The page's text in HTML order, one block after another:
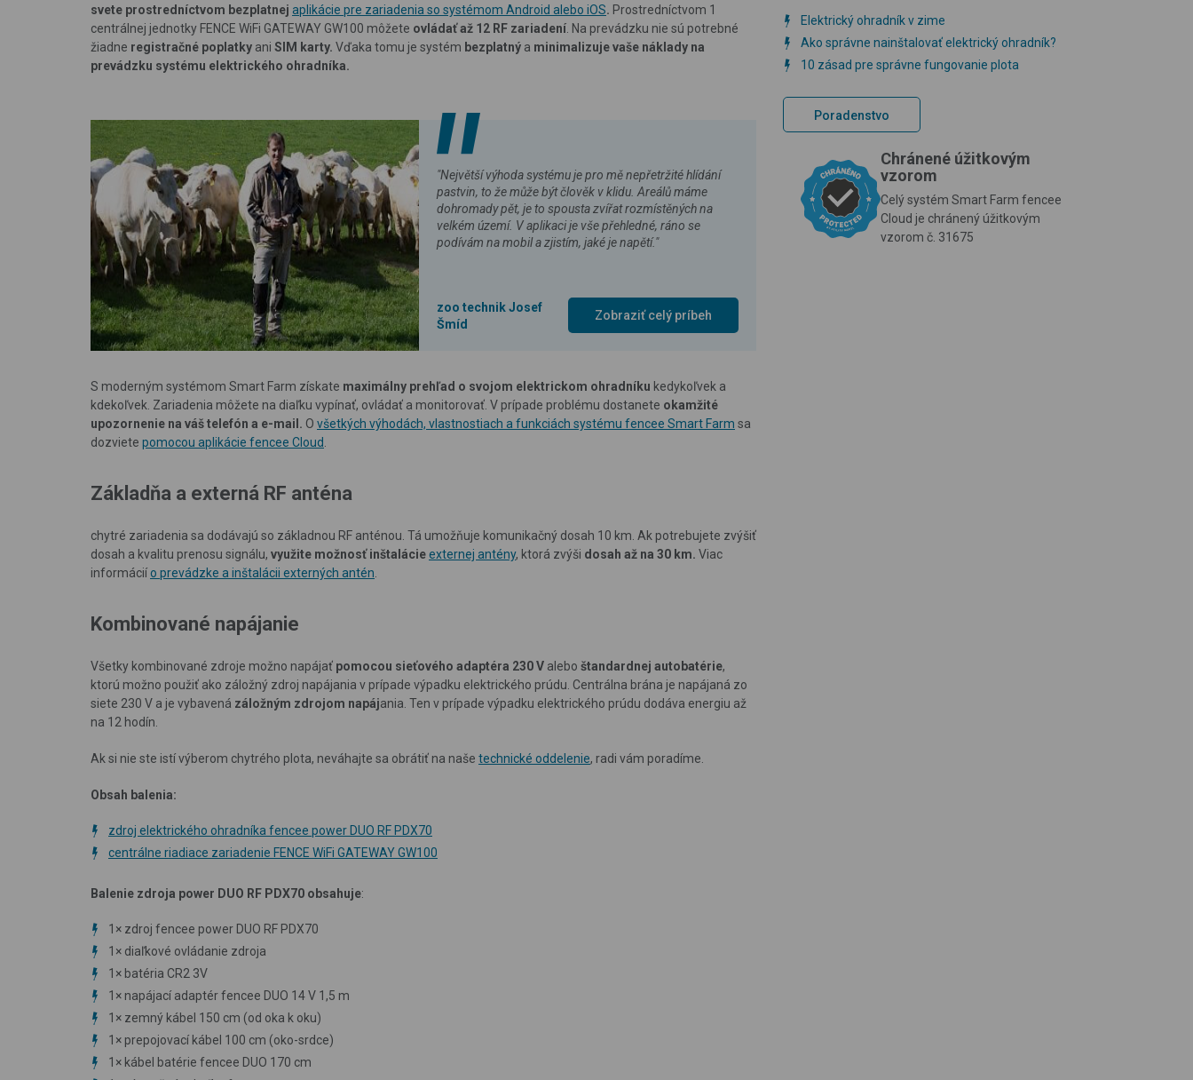
svete prostredníctvom bezplatnej aplikácie pre zariadenia so systémom Android alebo iOS. Prostredníctvom 1
centrálnej jednotky FENCE WiFi GATEWAY GW100 môžete ovládať až 12 RF zariadení . Na prevádzku nie sú potrebné
žiadne registračné poplatky ani SIM karty. Vďaka tomu je systém bezplatný a minimalizuje vaše náklady na
prevádzku systému elektrického ohradníka.
"Největší výhoda systému je pro mě nepřetržité hlídání
pastvin, to že může být člověk v klidu. Areálů máme
dohromady pět, je to spousta zvířat rozmístěných na
velkém území. V aplikaci je vše přehledné, ráno se
podívám na mobil a zjistím, jaké je napětí."
zoo technik Josef
Šmíd
Zobraziť celý príbeh
S moderným systémom Smart Farm získate maximálny prehľad o svojom elektrickom ohradníku kedykoľvek a
kdekoľvek. Zariadenia môžete na diaľku vypínať, ovládať a monitorovať. V prípade problému dostanete okamžité
upozornenie na váš telefón a e-mail. O všetkých výhodách, vlastnostiach a funkciách systému fencee Smart Farm sa
dozviete pomocou aplikácie fencee Cloud
Základňa a externá RF anténa
chytré zariadenia sa dodávajú so základnou RF anténou. Tá umožňuje komunikačný dosah 10 km. Ak potrebujete zvýšiť
dosah a kvalitu prenosu signálu, využite možnosť inštalácieexternej antény, ktorá zvýši dosah až na 30 km. Viac
informáciío prevádzke a inštalácii externých antén
Kombinované napájanie
Všetky kombinované zdroje možno napájať pomocou sieťového adaptéra 230 V alebo štandardnej autobatérie,
ktorú možno použiť ako záložný zdroj napájania v prípade výpadku elektrického prúdu. Centrálna brána je napájaná zo
siete 230 V a je vybavená záložným zdrojom napájania. Ten v prípade výpadku elektrického prúdu dodáva energiu až
na 12 hodín.
Ak si nie ste istí výberom chytrého plota, neváhajte sa obrátiť na naše technické oddelenie, radi vám poradíme.
Obsah balenia:
zdroj elektrického ohradníka fencee power DUO RF PDX70
centrálne riadiace zariadenie FENCE WiFi GATEWAY GW100
Balenie zdroja power DUO RF PDX70 obsahuje:
1× zdroj fencee power DUO RF PDX70
1× diaľkové ovládanie zdroja
1× batéria CR2 3V
1× napájací adaptér fencee DUO 14 V 1,5 m
1× zemný kábel 150 cm (od oka k oku)
1× prepojovací kábel 100 cm (oko-srdce)
1× kábel batérie fencee DUO 170 cm
Elektrický ohradník v zime
Ako správne nainštalovať elektrický ohradník?
10 zásad pre správne fungovanie plota
Poradenstvo
Chránené úžitkovým
vzorom
Celý systém Smart Farm fencee
Cloud je chránený úžitkovým
vzorom č. 31675